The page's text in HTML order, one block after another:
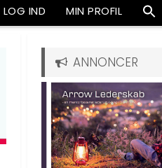
LOG IND MIN PROFIL
ANNONCER